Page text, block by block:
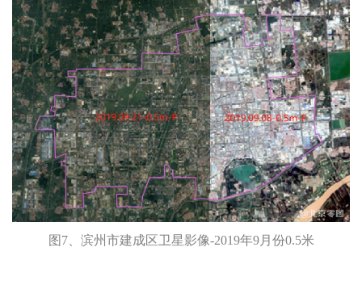
图7、滨州市建成区卫星影像-2019年9月份0.5米